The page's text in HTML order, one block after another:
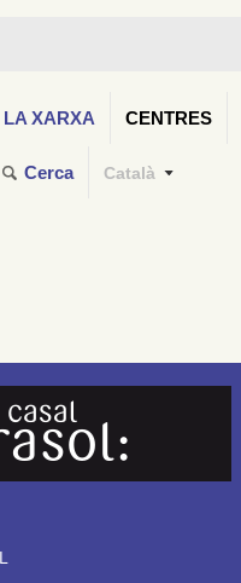
LA XARXA CENTRES
Cerca Català